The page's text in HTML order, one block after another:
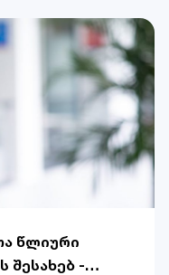
წლიური
შესახებ -